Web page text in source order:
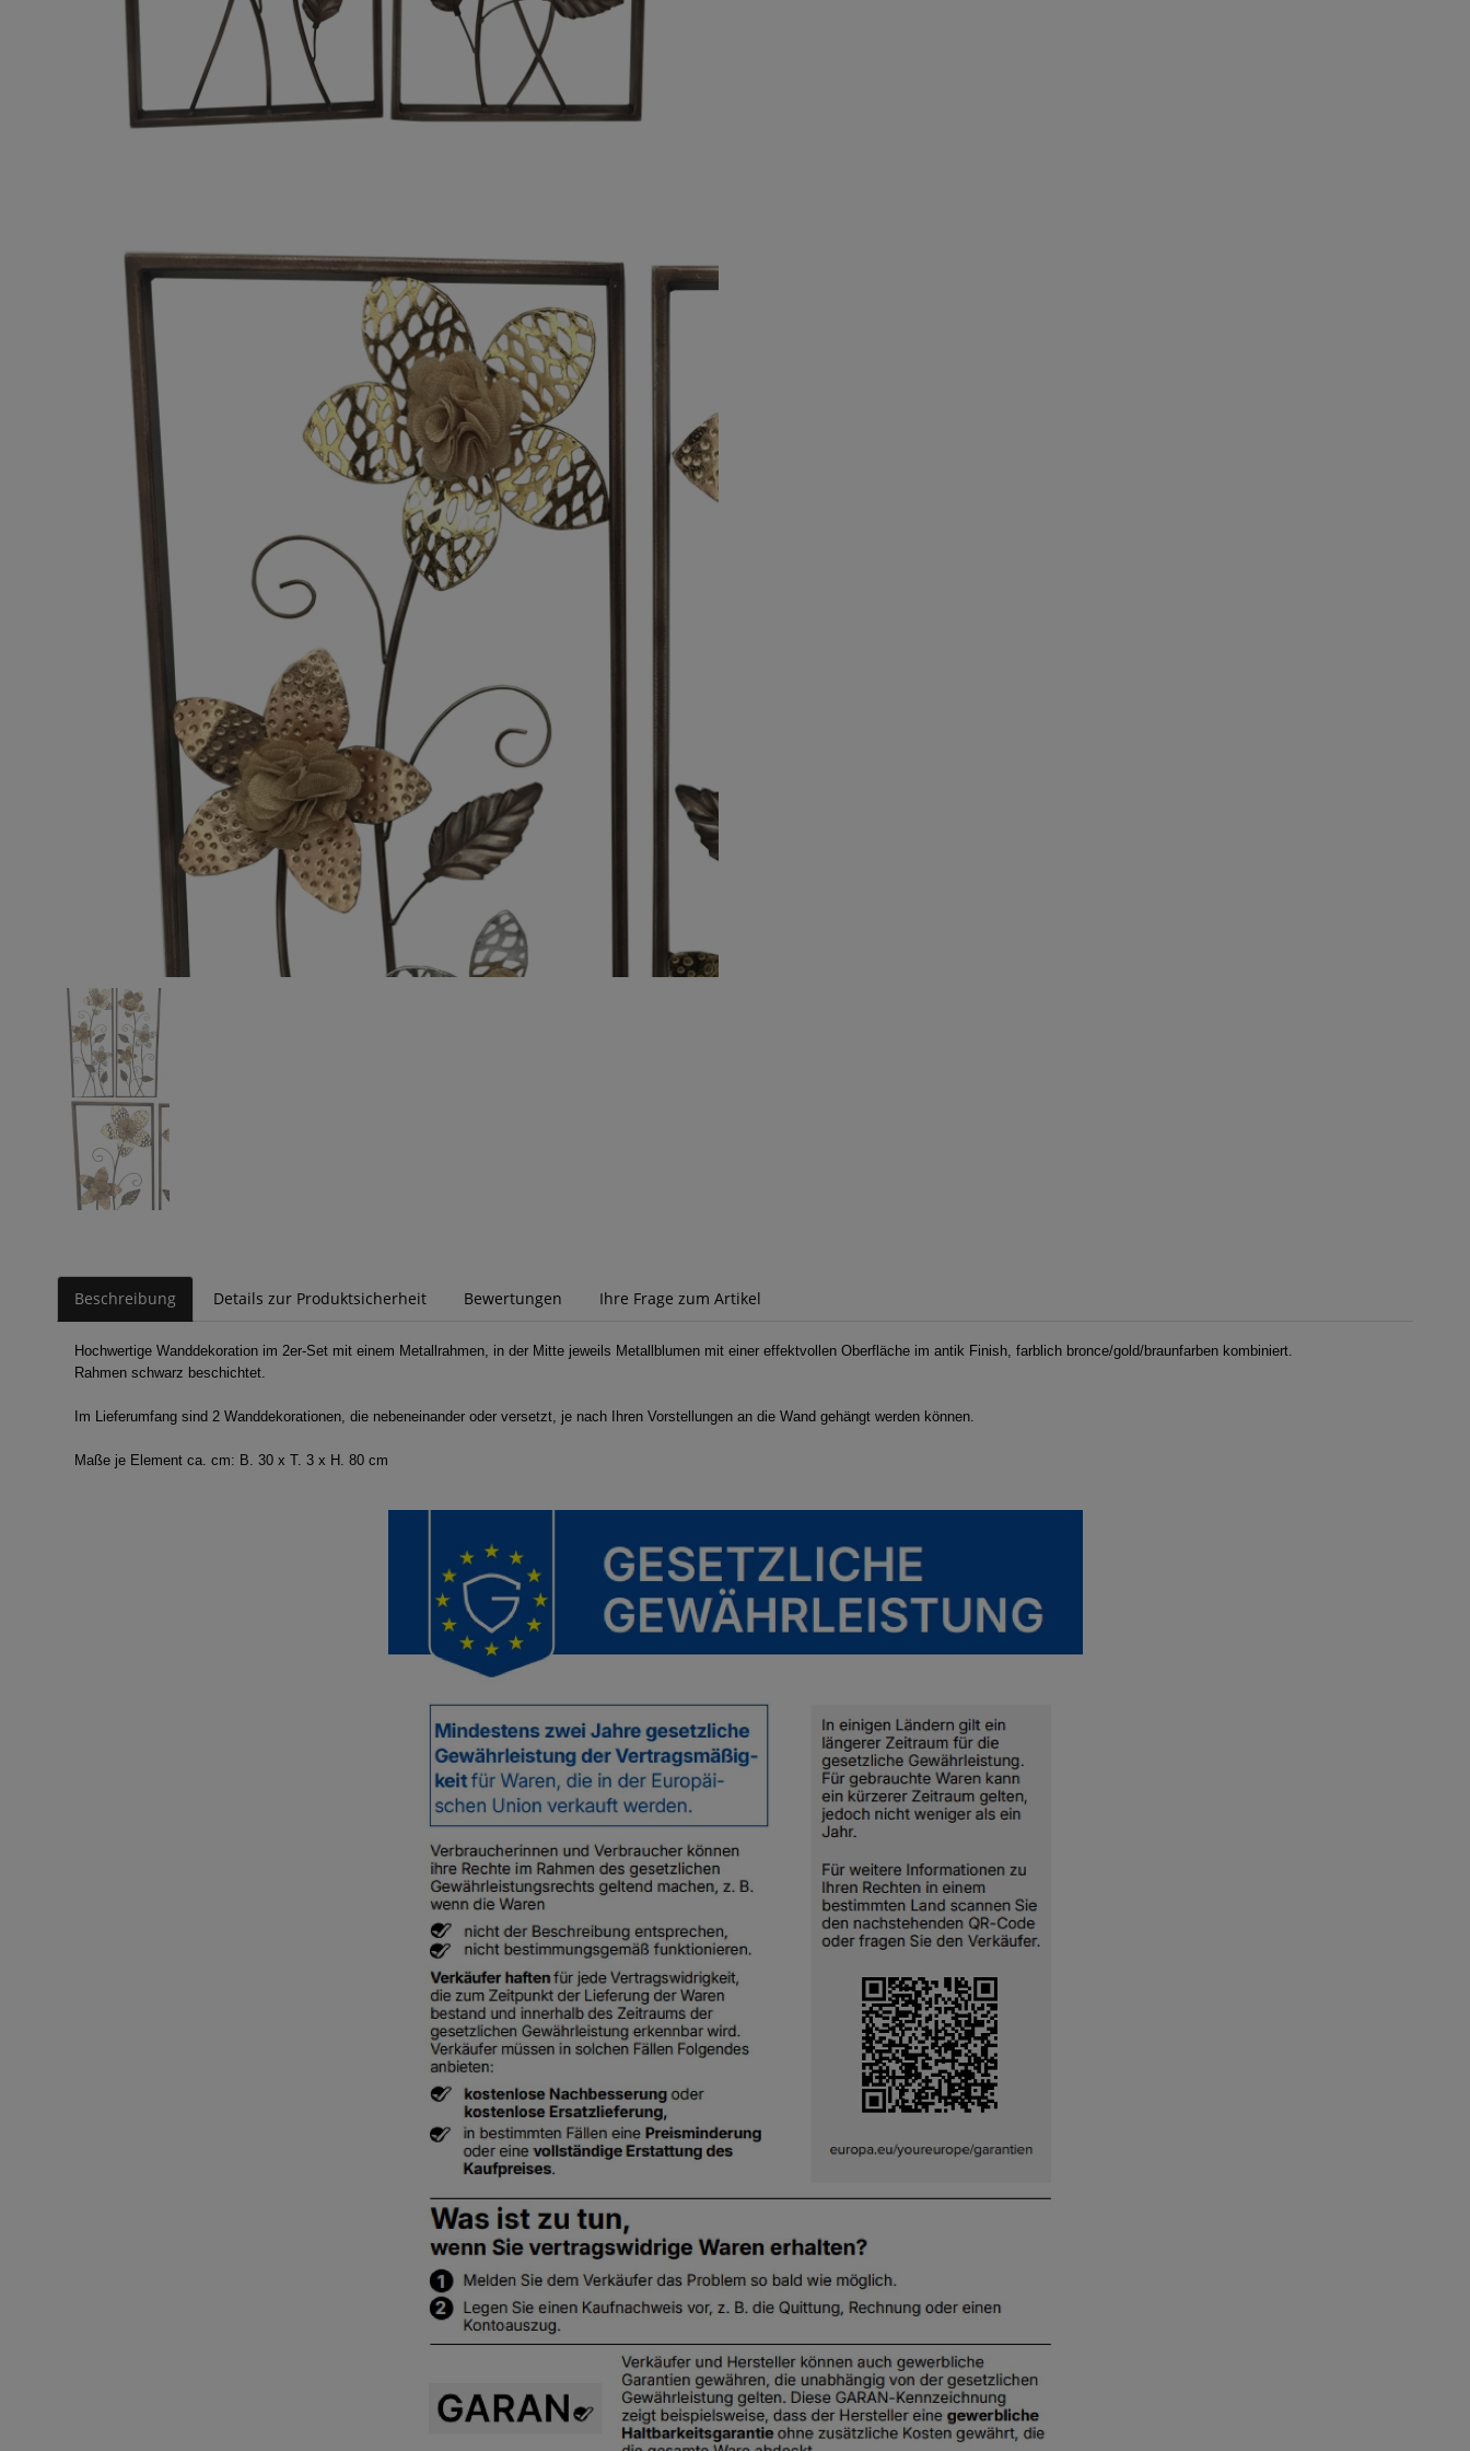
Beschreibung Details zur Produktsicherheit Bewertungen Ihre Frage zum Artikel
Hochwertige Wanddekoration im 2er-Set mit einem Metallrahmen, in der Mitte jeweils Metallblumen mit einer effektvollen Oberfläche im antik Finish, farblich bronce/gold/braunfarben kombiniert.
Rahmen schwarz beschichtet.
Im Lieferumfang sind 2 Wanddekorationen, die nebeneinander oder versetzt, je nach Ihren Vorstellungen an die Wand gehängt werden können.
Maße je Element ca. cm: B. 30 x T. 3 x H. 80 cm